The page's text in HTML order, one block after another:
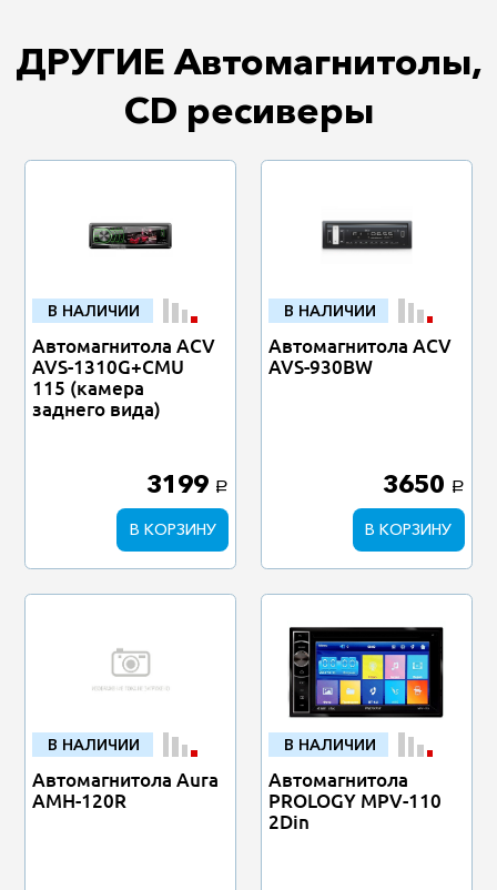
ДРУГИЕ Автомагнитолы,
CD ресиверы
В НАЛИЧИИ
Автомагнитола ACV
AVS-1310G+CMU
115 (камера
заднего вида)
3199 a
В КОРЗИНУ
В НАЛИЧИИ
Автомагнитола ACV
AVS-930BW
3650 a
В КОРЗИНУ
В НАЛИЧИИ
Автомагнитола Aura
AMH-120R
В НАЛИЧИИ
Автомагнитола
PROLOGY MPV-110
2Din